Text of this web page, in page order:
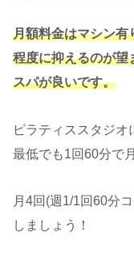
月額料金はマシン有
程度に抑えるのが望
スパが良いです。
ピラティススタジオ
最低でも1回60分で
月4回(週1/1回60分
しましょう！